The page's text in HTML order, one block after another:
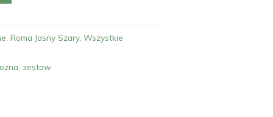
Roma Jasny Szary, Wszystkie
zestaw